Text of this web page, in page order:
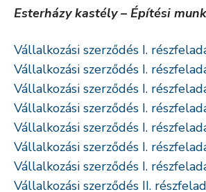
Esterházy kastély – Építési
Vállalkozási szerződés I.
Vállalkozási szerződés I.
Vállalkozási szerződés I.
Vállalkozási szerződés I.
Vállalkozási szerződés I.
Vállalkozási szerződés I.
Vállalkozási szerződés I.
Vállalkozási szerződés II.